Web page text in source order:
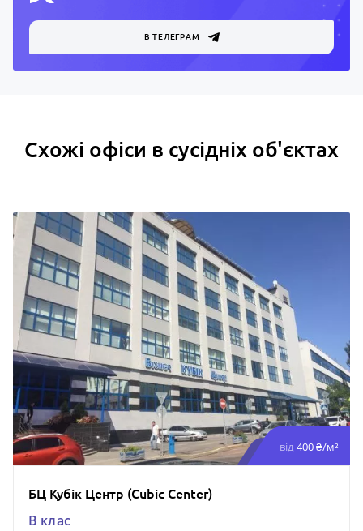
В ТЕЛЕГРАМ
Схожі офіси в сусідніх об'єктах
від 400 ₴/м²
БЦ Кубік Центр (Cubic Center)
B клас